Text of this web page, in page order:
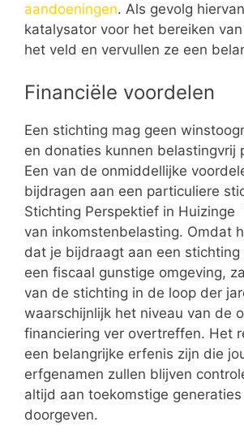
aandoeningen. Als gevolg
katalysator voor het bereiken
het veld en vervullen ze een
Financiële voordelen
Een stichting mag geen
en donaties kunnen belastingvrij
Een van de onmiddellijke
bijdragen aan een particuliere
Stichting Perspektief in Huizinge
van inkomstenbelasting. Omdat
dat je bijdraagt aan een stichting
een fiscaal gunstige omgeving,
van de stichting in de loop der
waarschijnlijk het niveau van de
financiering ver overtreffen. Het
een belangrijke erfenis zijn die
erfgenamen zullen blijven
altijd aan toekomstige
doorgeven.